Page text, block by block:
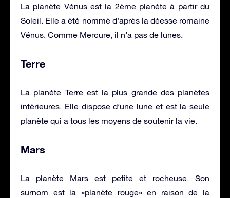
La planète Vénus est la 2ème planète à partir du
Soleil. Elle a été nommé d’après la déesse romaine
Vénus. Comme Mercure, il n’a pas de lunes.
Terre
La planète Terre est la plus grande des planètes
intérieures. Elle dispose d’une lune et est la seule
planète qui a tous les moyens de soutenir la vie.
Mars
La planète Mars est petite et rocheuse. Son
surnom est la «planète rouge» en raison de la